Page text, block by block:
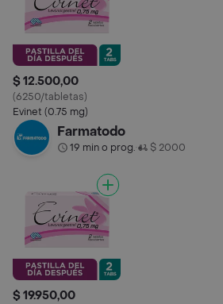
$ 12.500,00
(6250/tabletas)
Evinet (0.75 mg)
Farmatodo
19 min o prog.• $ 2000
$ 19.950,00